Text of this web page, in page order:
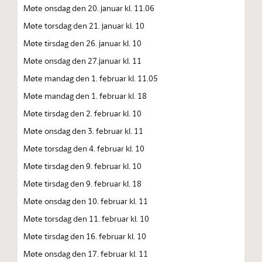
Møte onsdag den 20. januar kl. 11.06
Møte torsdag den 21. januar kl. 10
Møte tirsdag den 26. januar kl. 10
Møte onsdag den 27.januar kl. 11
Møte mandag den 1. februar kl. 11.05
Møte mandag den 1. februar kl. 18
Møte tirsdag den 2. februar kl. 10
Møte onsdag den 3. februar kl. 11
Møte torsdag den 4. februar kl. 10
Møte tirsdag den 9. februar kl. 10
Møte tirsdag den 9. februar kl. 18
Møte onsdag den 10. februar kl. 11
Møte torsdag den 11. februar kl. 10
Møte tirsdag den 16. februar kl. 10
Møte onsdag den 17. februar kl. 11